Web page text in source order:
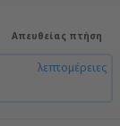
Απευθείας πτήση
λεπτομέρειες